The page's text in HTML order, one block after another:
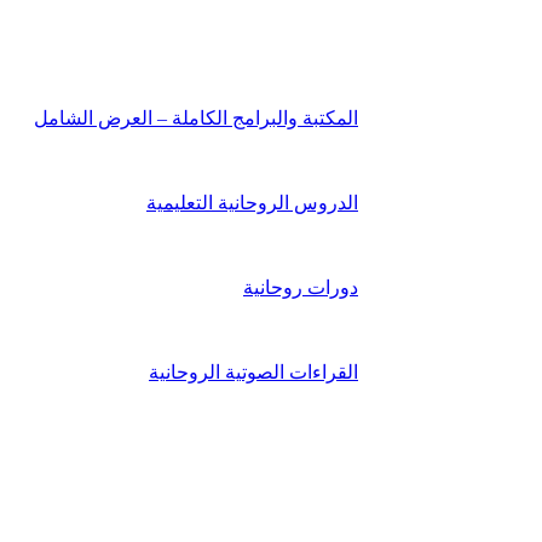
المكتبة والبرامج الكاملة – العرض الشامل
الدروس الروحانية التعليمية
دورات روحانية
القراءات الصوتية الروحانية